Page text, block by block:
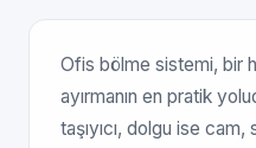
Ofis bölme sistemi, bir
ayırmanın en pratik
taşıyıcı, dolgu ise cam,